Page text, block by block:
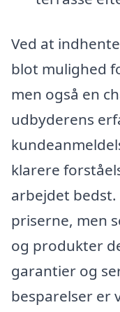
Ved at
blot mulighed
men også en
udbyderens
klarere
arbejdet bedst.
priserne, men
og produkter
garantier og
besparelser er